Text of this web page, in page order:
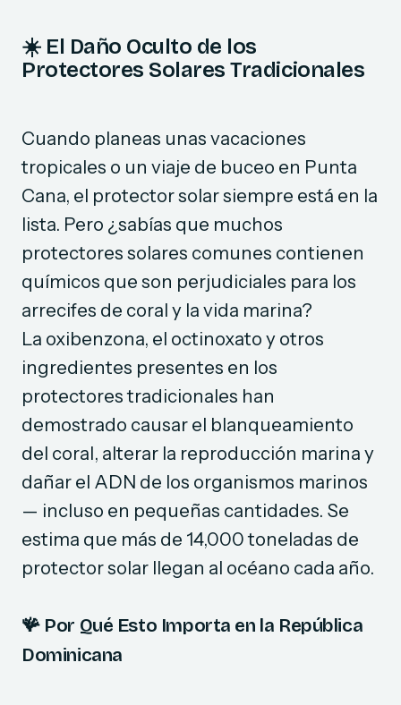
☀️ El Daño Oculto de los
Protectores Solares Tradicionales
Cuando planeas unas vacaciones
tropicales o un viaje de buceo en Punta
Cana, el protector solar siempre está en la
lista. Pero ¿sabías que muchos
protectores solares comunes contienen
químicos que son perjudiciales para los
arrecifes de coral y la vida marina?
La oxibenzona, el octinoxato y otros
ingredientes presentes en los
protectores tradicionales han
demostrado causar el blanqueamiento
del coral, alterar la reproducción marina y
dañar el ADN de los organismos marinos
— incluso en pequeñas cantidades. Se
estima que más de 14,000 toneladas de
protector solar llegan al océano cada año.
🪸 Por Qué Esto Importa en la República
Dominicana